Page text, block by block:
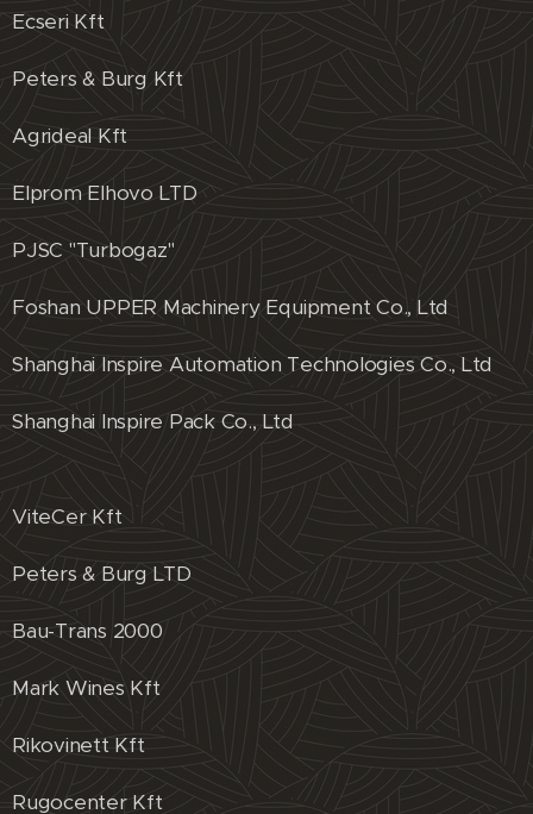
Ecseri Kft
Peters & Burg Kft
Agrideal Kft
Elprom Elhovo LTD
PJSC "Turbogaz"
Foshan UPPER Machinery Equipment Co., Ltd
Shanghai Inspire Automation Technologies Co., Ltd
Shanghai Inspire Pack Co., Ltd
ViteCer Kft
Peters & Burg LTD
Bau-Trans 2000
Mark Wines Kft
Rikovinett Kft
Rugocenter Kft